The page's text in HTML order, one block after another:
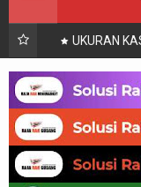
UKURAN
160x200,
Rak Gudang Rak
Rak Minimarket
Produk Lain
Artikel Retail &